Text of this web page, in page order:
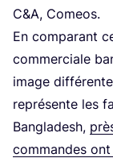
C&A, Comeos.
En com­pa­rant
com­mer­ciale
image
repré­sente les
Ban­gla­desh,
com­mandes